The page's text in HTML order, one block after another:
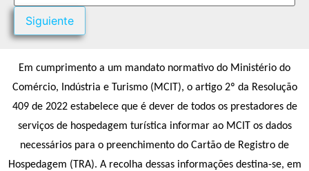
Siguiente
Em cumprimento a um mandato normativo do Ministério do
Comércio, Indústria e Turismo (MCIT), o artigo 2º da Resolução
409 de 2022 estabelece que é dever de todos os prestadores de
serviços de hospedagem turística informar ao MCIT os dados
necessários para o preenchimento do Cartão de Registro de
Hospedagem (TRA). A recolha dessas informações destina-se, em